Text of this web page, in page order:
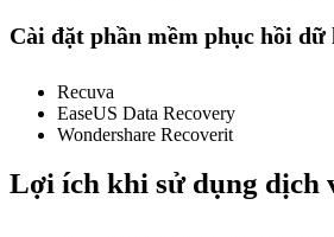
Cài đặt phần mềm phục hồi dữ
Recuva
EaseUS Data Recovery
Wondershare Recoverit
Lợi ích khi sử dụng dịch